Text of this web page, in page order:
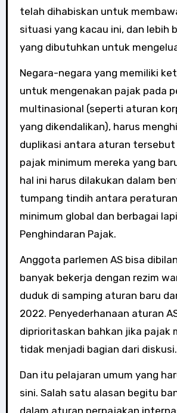
telah dihabiskan untuk
situasi yang kacau ini, dan lebih
yang dibutuhkan untuk
Negara-negara yang memiliki
untuk mengenakan pajak pada
multinasional (seperti aturan
yang dikendalikan), harus
duplikasi antara aturan
pajak minimum mereka yang
hal ini harus dilakukan dalam
tumpang tindih antara
minimum global dan berbagai
Penghindaran Pajak.
Anggota parlemen AS bisa
banyak bekerja dengan rezim
duduk di samping aturan baru
2022. Penyederhanaan aturan
diprioritaskan bahkan jika pajak
tidak menjadi bagian dari diskusi.
Dan itu pelajaran umum yang
sini. Salah satu alasan begitu
dalam aturan perpajakan